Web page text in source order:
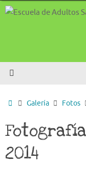
Saltar
InicioGalería Fotos
2014